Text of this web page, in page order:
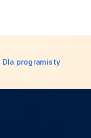
Dla programisty